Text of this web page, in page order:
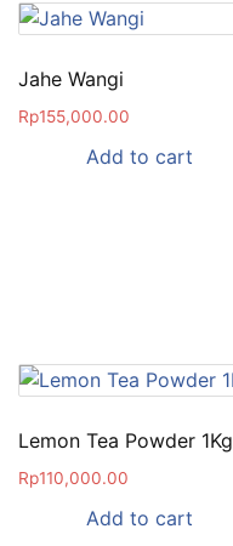
Jahe Wangi
Rp155,000.00
Add to cart
Lemon Tea Powder 1Kg
Rp110,000.00
Add to cart